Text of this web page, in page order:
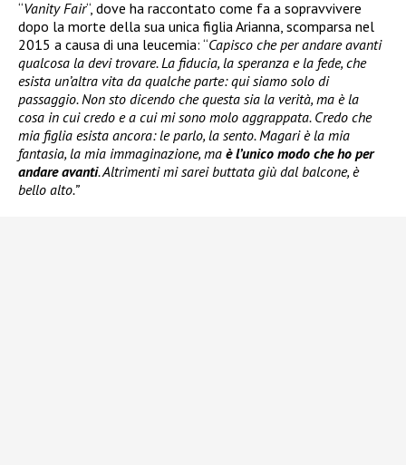
“Vanity Fair“, dove ha raccontato come fa a sopravvivere
dopo la morte della sua unica figlia Arianna, scomparsa nel
2015 a causa di una leucemia: “Capisco che per andare avanti
qualcosa la devi trovare. La fiducia, la speranza e la fede, che
esista un’altra vita da qualche parte: qui siamo solo di
passaggio. Non sto dicendo che questa sia la verità, ma è la
cosa in cui credo e a cui mi sono molo aggrappata. Credo che
mia figlia esista ancora: le parlo, la sento. Magari è la mia
fantasia, la mia immaginazione, ma è l’unico modo che ho per
andare avanti. Altrimenti mi sarei buttata giù dal balcone, è
bello alto.”